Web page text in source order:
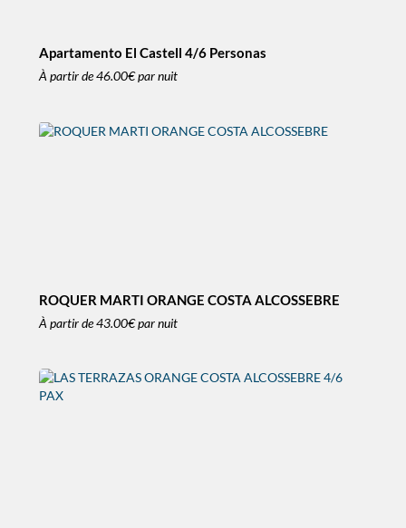
Apartamento El Castell 4/6 Personas
À partir de46.00€par nuit
ROQUER MARTI ORANGE COSTA ALCOSSEBRE
À partir de43.00€par nuit